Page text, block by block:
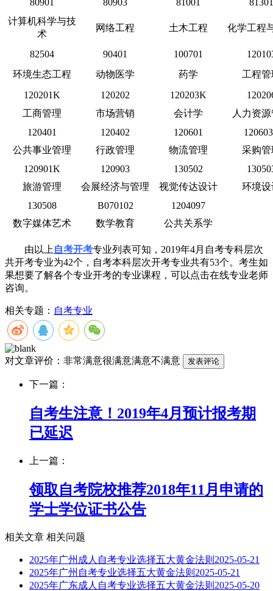
计算机科学与技
术
网络工程 土木工程 化学工程
82504 90401 100701
环境生态工程
动物医学 药学
工程管
120201K
120202 120203K
工商管理
市场营销 会计学
人力资
120401
120402 120601
公共事业管理
行政管理 物流管理
采购管
120901K
120903 130502
旅游管理
会展经济与管理 视觉传达设计
环境设
130508
B070102
1204097
数字媒体艺术
数学教育 公共关系学
由以上 自考开考专业列表可知，2019年4月自考专科层次
共开考专业为42个，自考本科层次开考专业共有53个。考生如
果想要了解各个专业开考的专业课程，可以点击在线专业老师
咨询。
相关专题： 自考专业
对文章评价： 非常满意很满意满意不满意
下一篇：
自考生注意！2019年4月预计报考期
已延迟
上一篇：
领取自考院校推荐2018年11月申请的
学士学位证书公告
相关文章 相关问题
2025年广州成人自考专业选择五大黄金法则 2025-05-21
2025年广州自考专业选择五大黄金法则 2025-05-21
2025年广东成人自考专业选择五大黄金法则 2025-05-20